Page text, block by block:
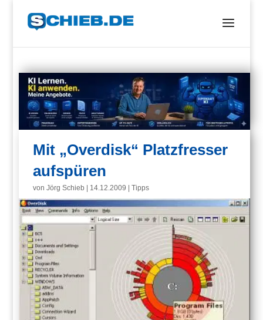
Mit „Overdisk“ Platzfresser
aufspüren
vonJörg Schieb 14.12.2009 |Tipps